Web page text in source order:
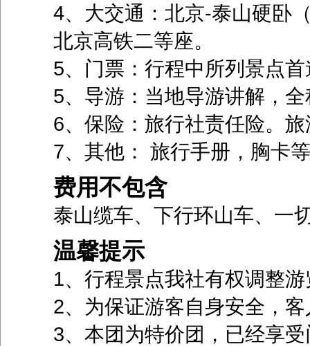
4、大交通：北京-泰山硬卧
北京高铁二等座。
5、门票：行程中所列景点
5、导游：当地导游讲解，
6、保险：旅行社责任险。
7、其他： 旅行手册，胸卡等
费用不包含
泰山缆车、下行环山车、一
温馨提示
1、行程景点我社有权调整
2、为保证游客自身安全，
3、本团为特价团，已经享